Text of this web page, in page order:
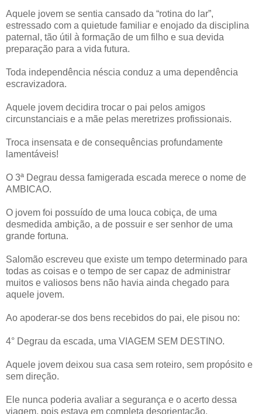
Aquele jovem se sentia cansado da “rotina do lar”,
estressado com a quietude familiar e enojado da disciplina
paternal, tão útil à formação de um filho e sua devida
preparação para a vida futura.
Toda independência néscia conduz a uma dependência
escravizadora.
Aquele jovem decidira trocar o pai pelos amigos
circunstanciais e a mãe pelas meretrizes profissionais.
Troca insensata e de consequências profundamente
lamentáveis!
O 3ª Degrau dessa famigerada escada merece o nome de
AMBICAO.
O jovem foi possuído de uma louca cobiça, de uma
desmedida ambição, a de possuir e ser senhor de uma
grande fortuna.
Salomão escreveu que existe um tempo determinado para
todas as coisas e o tempo de ser capaz de administrar
muitos e valiosos bens não havia ainda chegado para
aquele jovem.
Ao apoderar-se dos bens recebidos do pai, ele pisou no:
4° Degrau da escada, uma VIAGEM SEM DESTINO.
Aquele jovem deixou sua casa sem roteiro, sem propósito e
sem direção.
Ele nunca poderia avaliar a segurança e o acerto dessa
viagem, pois estava em completa desorientação.